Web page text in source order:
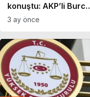
konuştu: AKP’li Burcu
Köksal ‘mutlak butlana
3 ay önce